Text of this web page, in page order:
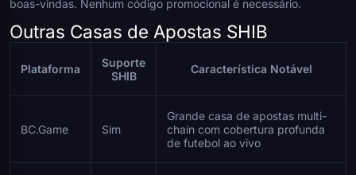
boas-vindas. Nenhum código promocional é necessário.
Outras Casas de Apostas SHIB
Plataforma
Suporte
SHIB
Característica Notável
BC.Game Sim
Grande casa de apostas multi-
chain com cobertura profunda
de futebol ao vivo